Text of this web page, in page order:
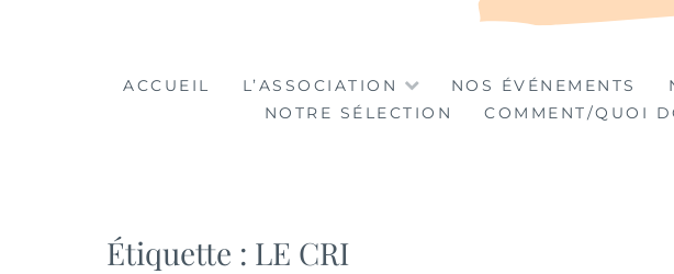
LA TABLE DES MATIÈRES
ACCUEIL L’ASSOCIATION NOS ÉVÉNEMENTS
NOTRE SÉLECTION
COMMENT/QUOI
Étiquette : LE CRI